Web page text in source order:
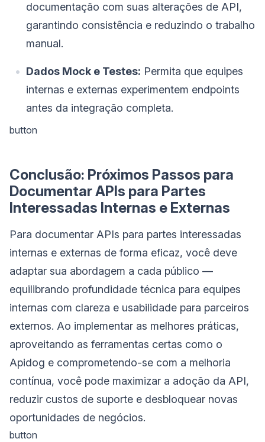
documentação com suas alterações de API,
garantindo consistência e reduzindo o trabalho
manual.
Dados Mock e Testes: Permita que equipes
internas e externas experimentem endpoints
antes da integração completa.
button
Conclusão: Próximos Passos para
Documentar APIs para Partes
Interessadas Internas e Externas
Para documentar APIs para partes interessadas
internas e externas de forma eficaz, você deve
adaptar sua abordagem a cada público —
equilibrando profundidade técnica para equipes
internas com clareza e usabilidade para parceiros
externos. Ao implementar as melhores práticas,
aproveitando as ferramentas certas como o
Apidog e comprometendo-se com a melhoria
contínua, você pode maximizar a adoção da API,
reduzir custos de suporte e desbloquear novas
oportunidades de negócios.
button